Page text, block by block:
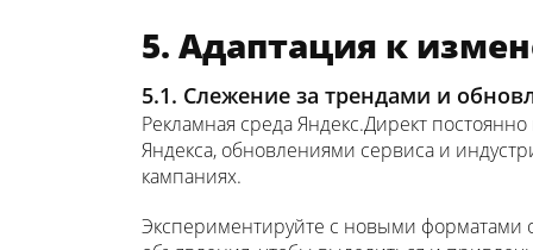
5. Адаптация к
5.1. Слежение за трендами и
Рекламная среда Яндекс.Директ
Яндекса, обновлениями сервиса и
кампаниях.
Экспериментируйте с новыми форматами